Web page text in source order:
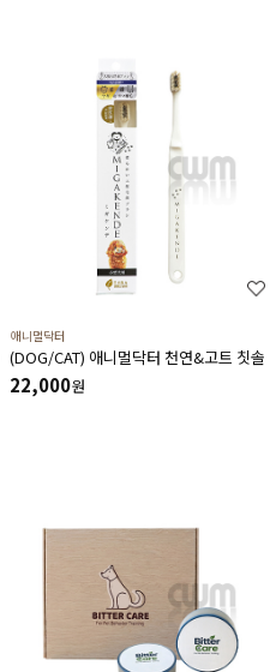
애니멀닥터
(DOG/CAT) 애니멀닥터 천연&고트 칫솔
22,000원